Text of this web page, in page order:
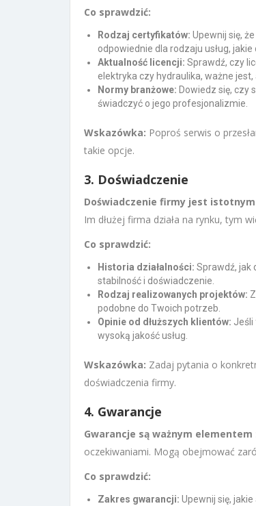
Co sprawdzić:
Rodzaj certyfikatów: Upewnij się,
odpowiednie dla rodzaju usług, jakie
Aktualność licencji: Sprawdź, czy
elektryka czy hydraulika, ważne
Normy branżowe: Dowiedz się, czy
świadczyć o jego profesjonalizmie.
Wskazówka: Poproś serwis o
takie opcje.
3. Doświadczenie
Doświadczenie firmy jest
Im dłużej firma działa na rynku, tym
Co sprawdzić:
Historia działalności: Sprawdź, jak
stabilność i doświadczenie.
Rodzaj realizowanych projektów:
podobne do Twoich potrzeb.
Opinie od dłuższych klientów: Jeśli
wysoką jakość usług.
Wskazówka: Zadaj pytania o
doświadczenia firmy.
4. Gwarancje
Gwarancje są ważnym
oczekiwaniami. Mogą obejmować
Co sprawdzić:
Zakres gwarancji: Upewnij się,